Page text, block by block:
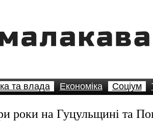
та влада Економіка Соціум
роки на Гуцульщині та